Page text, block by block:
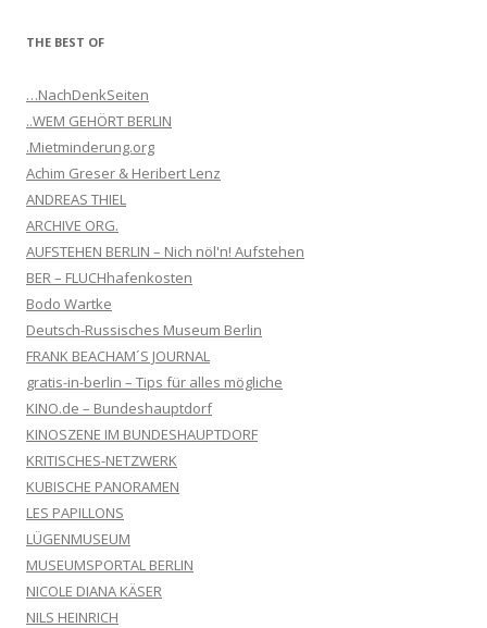
THE BEST OF
…NachDenkSeiten
..WEM GEHÖRT BERLIN
.Mietminderung.org
Achim Greser & Heribert Lenz
ANDREAS THIEL
ARCHIVE ORG.
AUFSTEHEN BERLIN – Nich nöl'n! Aufstehen
BER – FLUCHhafenkosten
Bodo Wartke
Deutsch-Russisches Museum Berlin
FRANK BEACHAM´S JOURNAL
gratis-in-berlin – Tips für alles mögliche
KINO.de – Bundeshauptdorf
KINOSZENE IM BUNDESHAUPTDORF
KRITISCHES-NETZWERK
KUBISCHE PANORAMEN
LES PAPILLONS
LÜGENMUSEUM
MUSEUMSPORTAL BERLIN
NICOLE DIANA KÄSER
NILS HEINRICH